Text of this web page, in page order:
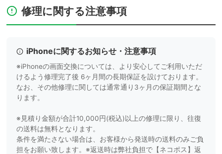
修理に関する注意事項
iPhoneに関するお知らせ・注意事項
※iPhoneの画面交換については、より安心してご利用いただ
けるよう修理完了後 6ヶ月間の長期保証を設けております。
なお、その他修理に関しては通常通り3ヶ月の保証期間とな
ります。
※見積り金額が合計10,000円(税込)以上の修理に限り、往復
の送料は無料となります。
条件を満たさない場合は、お客様から発送時の送料のみご負
担をお願い致します。※返送時は弊社負担で【ネコポス】返